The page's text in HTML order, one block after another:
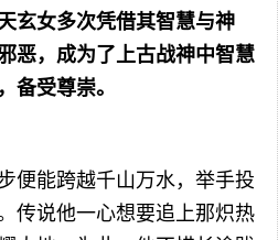
玄女多次凭借其智慧与神
恶，成为了上古战神中智慧
备受尊崇。
便能跨越千山万水，举手投
传说他一心想要追上那炽热